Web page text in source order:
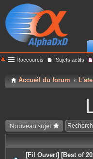
Raccourcis Sujets actifs
Accueil du forum
Nouveau sujet
[Fil Ouvert] [Best of